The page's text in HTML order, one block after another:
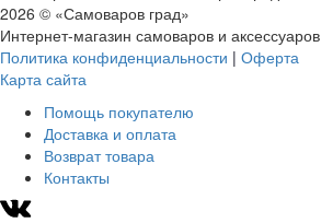
2026 © «Самоваров град»
Интернет-магазин самоваров и аксессуаров
Политика конфиденциальности | Оферта
Карта сайта
Помощь покупателю
Доставка и оплата
Возврат товара
Контакты